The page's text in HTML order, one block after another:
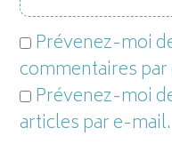
Prévenez-moi
commentaires
Prévenez-moi
articles par e-mail.